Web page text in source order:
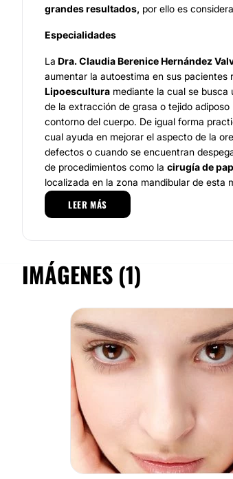
grandes resultados, por ello es
Especialidades
La Dra. Claudia Berenice Hernández
aumentar la autoestima en sus pacientes
Lipoescultura mediante la cual se
de la extracción de grasa o tejido
contorno del cuerpo. De igual forma
cual ayuda en mejorar el aspecto de la
defectos o cuando se encuentran
de procedimientos como la cirugía de
localizada en la zona mandibular de esta
También ofrece
lifting facial
paciente se sienta mucho mejor
Ubicación
El consultorio de laDra. Claudia Berenice
situado en la Colonia Magdalena de las
Madero dentroen ciudad de México.
Posibilidad de videoconsulta:
No
Financiación o facilidades de pago:
LEER MÁS
IMÁGENES (1)